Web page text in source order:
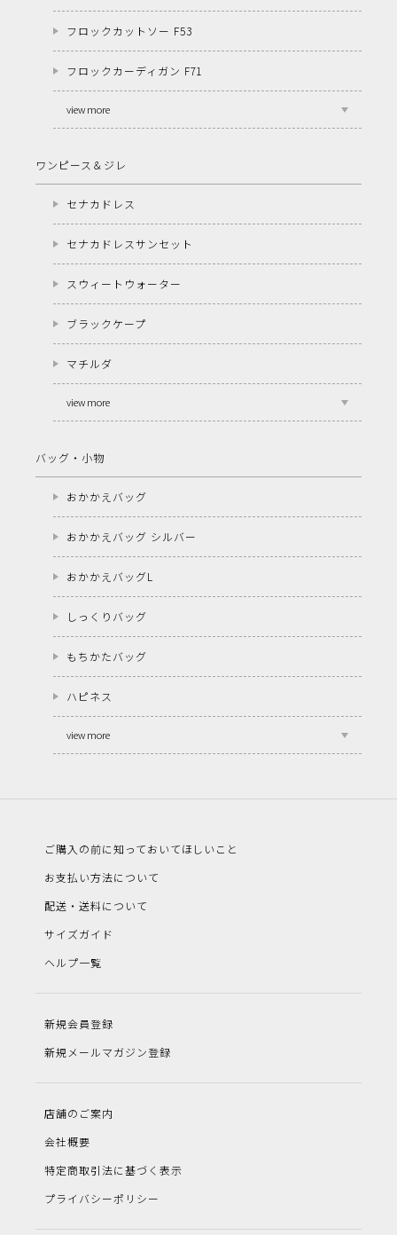
フロックカットソー F53
フロックカーディガン F71
view more
ワンピース＆ジレ
セナカドレス
セナカドレスサンセット
スウィートウォーター
ブラックケープ
マチルダ
view more
バッグ・小物
おかかえバッグ
おかかえバッグ シルバー
おかかえバッグL
しっくりバッグ
もちかたバッグ
ハピネス
view more
ご購入の前に知っておいてほしいこと
お支払い方法について
配送・送料について
サイズガイド
ヘルプ一覧
新規会員登録
新規メールマガジン登録
店舗のご案内
会社概要
特定商取引法に基づく表示
プライバシーポリシー